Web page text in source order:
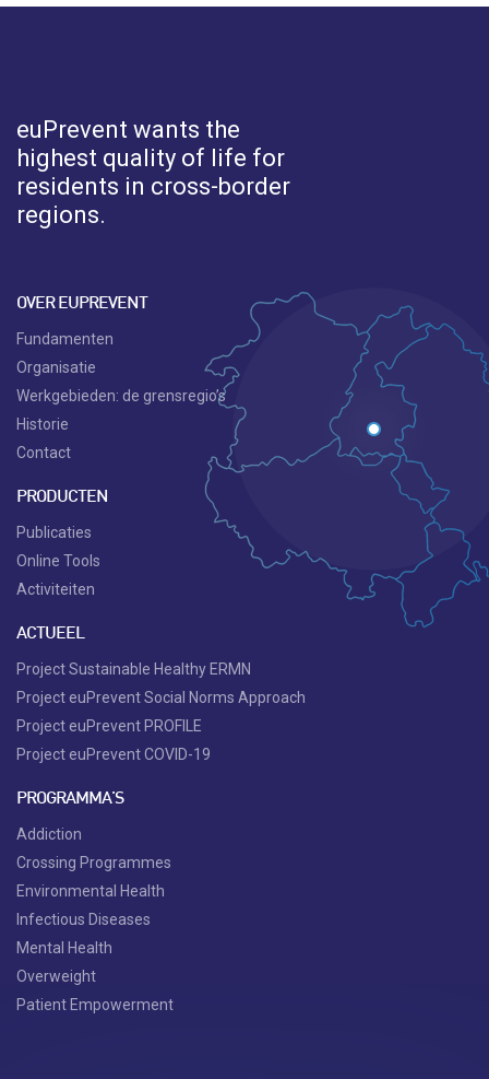
euPrevent wants the
highest quality of life for
residents in cross-border
regions.
OVER EUPREVENT
Fundamenten
Organisatie
Werkgebieden: de grensregio’s
Historie
Contact
PRODUCTEN
Publicaties
Online Tools
Activiteiten
ACTUEEL
Project Sustainable Healthy ERMN
Project euPrevent Social Norms Approach
Project euPrevent PROFILE
Project euPrevent COVID-19
PROGRAMMA'S
Addiction
Crossing Programmes
Environmental Health
Infectious Diseases
Mental Health
Overweight
Patient Empowerment